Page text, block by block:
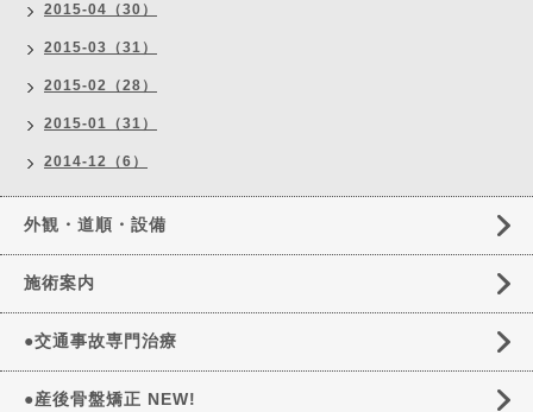
2015-04（30）
2015-03（31）
2015-02（28）
2015-01（31）
2014-12（6）
外観・道順・設備
施術案内
●交通事故専門治療
●産後骨盤矯正 NEW!